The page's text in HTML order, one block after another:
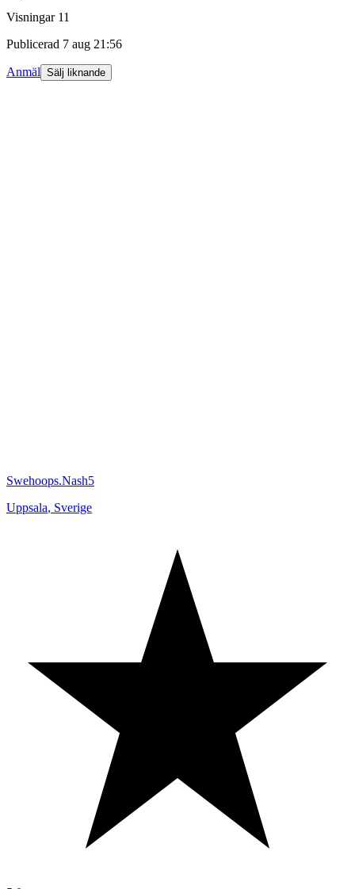
Visningar 11
Publicerad 7 aug 21:56
Anmäl Sälj liknande
Swehoops.Nash5
Uppsala, Sverige